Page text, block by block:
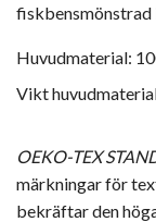
fiskbensmönstrad
Huvudmaterial:
Vikt
OEKO-TEX
märkningar för
bekräftar den